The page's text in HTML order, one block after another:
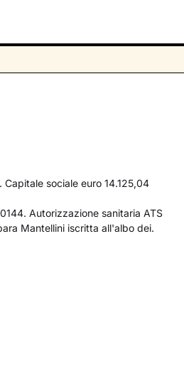
sociale euro 14.125,04
Autorizzazione sanitaria ATS
Mantellini iscritta all'albo dei.